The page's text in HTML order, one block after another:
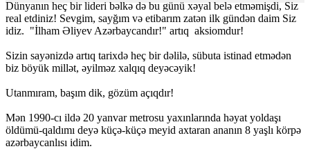
Dünyanın heç bir lideri bəlkə də bu günü xəyal belə etməmişdi, Siz
real etdiniz! Sevgim, sayğım və etibarım zatən ilk gündən daim Siz
idiz. "İlham Əliyev Azərbaycandır!" artıq aksiomdur!
Sizin sayənizdə artıq tarixdə heç bir dəlilə, sübuta istinad etmədən
biz böyük millət, əyilməz xalqıq deyəcəyik!
Utanmıram, başım dik, gözüm açıqdır!
Mən 1990-cı ildə 20 yanvar metrosu yaxınlarında həyat yoldaşı
öldümü-qaldımı deyə küçə-küçə meyid axtaran ananın 8 yaşlı körpə
azərbaycanlısı idim.